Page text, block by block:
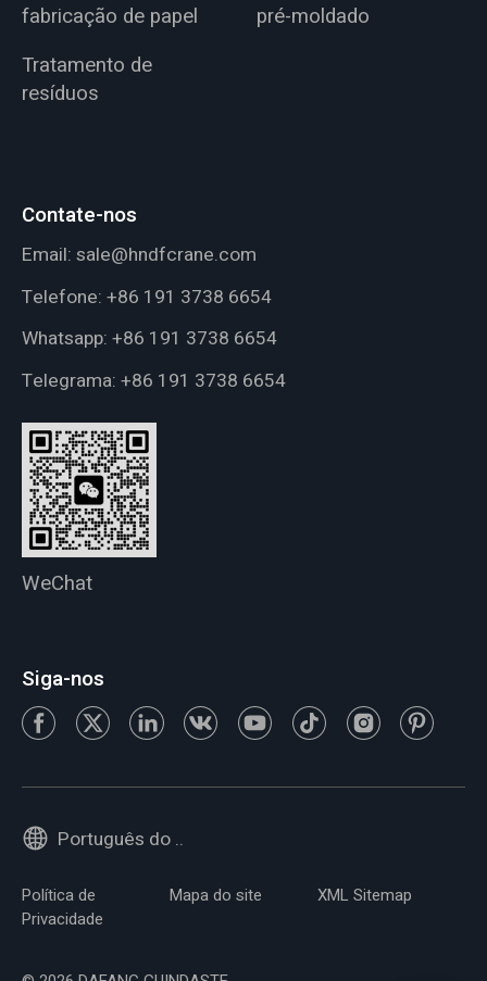
fabricação de papel
pré-moldado
Tratamento de
resíduos
Contate-nos
Email: sale@hndfcrane.com
Telefone: +86 191 3738 6654
Whatsapp: +86 191 3738 6654
Telegrama: +86 191 3738 6654
WeChat
Siga-nos
Português do Brasil
Política de
Privacidade
Mapa do site XML Sitemap